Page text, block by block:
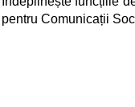
pentru Comunicații